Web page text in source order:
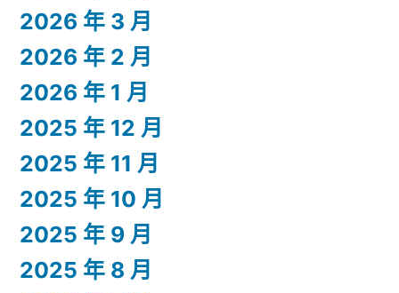
2026 年 3 月
2026 年 2 月
2026 年 1 月
2025 年 12 月
2025 年 11 月
2025 年 10 月
2025 年 9 月
2025 年 8 月